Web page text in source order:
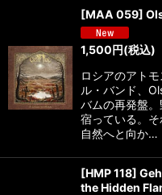
[MAA 059]
1,500円(税込)
ロシアのアト
ル・バンド、
バムの再発盤
宿っている。そ
自然へと向か…
[HMP 118]
the Hidden